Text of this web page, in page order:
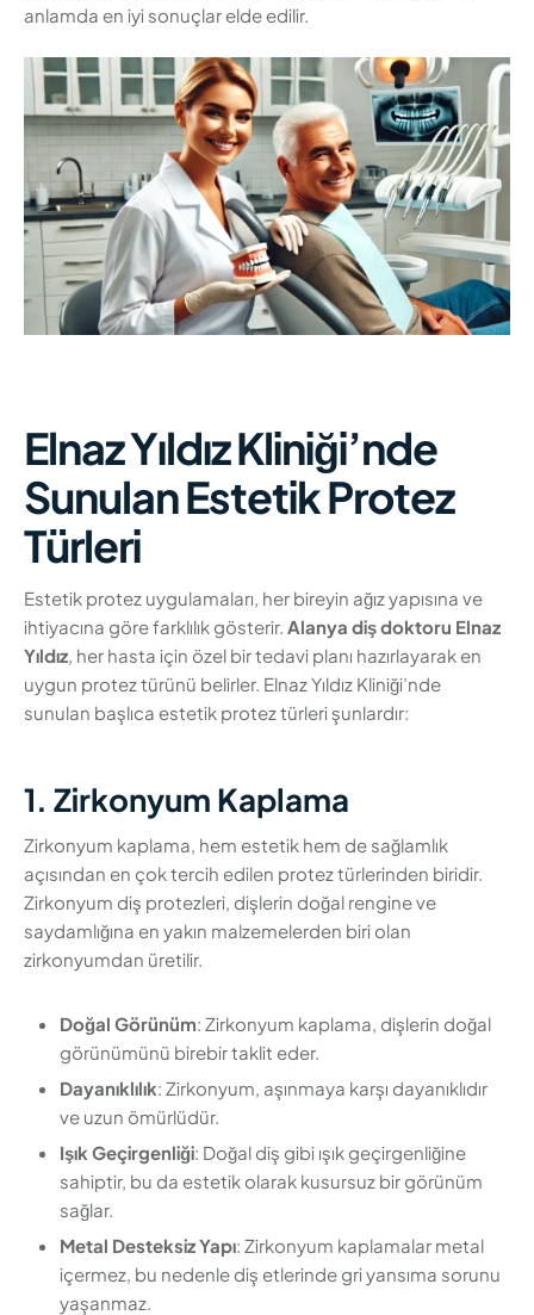
anlamda en iyi sonuçlar elde edilir.
Elnaz Yıldız Kliniği’nde
Sunulan Estetik Protez
Türleri
Estetik protez uygulamaları, her bireyin ağız yapısına ve
ihtiyacına göre farklılık gösterir. Alanya diş doktoru Elnaz
Yıldız , her hasta için özel bir tedavi planı hazırlayarak en
uygun protez türünü belirler. Elnaz Yıldız Kliniği’nde
sunulan başlıca estetik protez türleri şunlardır:
1. Zirkonyum Kaplama
Zirkonyum kaplama, hem estetik hem de sağlamlık
açısından en çok tercih edilen protez türlerinden biridir.
Zirkonyum diş protezleri, dişlerin doğal rengine ve
saydamlığına en yakın malzemelerden biri olan
zirkonyumdan üretilir.
Doğal Görünüm: Zirkonyum kaplama, dişlerin doğal
görünümünü birebir taklit eder.
Dayanıklılık: Zirkonyum, aşınmaya karşı dayanıklıdır
ve uzun ömürlüdür.
Işık Geçirgenliği: Doğal diş gibi ışık geçirgenliğine
sahiptir, bu da estetik olarak kusursuz bir görünüm
sağlar.
Metal Desteksiz Yapı: Zirkonyum kaplamalar metal
içermez, bu nedenle diş etlerinde gri yansıma sorunu
yaşanmaz.